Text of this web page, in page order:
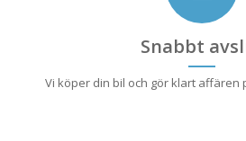
Snabbt
Vi köper din bil och gör klart affären